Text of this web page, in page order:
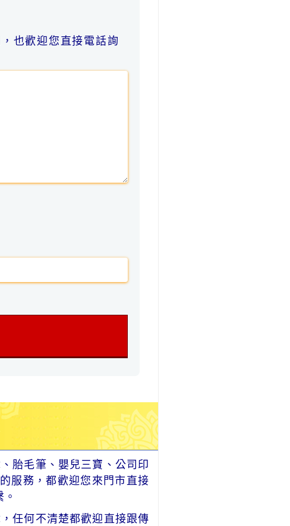
也歡迎您直接電話詢
胎毛筆、嬰兒三寶、公司印
服務，都歡迎您來門市直接
任何不清楚都歡迎直接跟傳